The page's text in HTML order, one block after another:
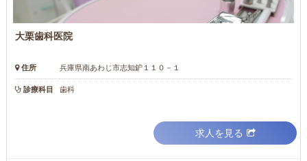
大栗歯科医院
住所 兵庫県南あわじ市志知鈩１１０－１
診療科目 歯科
求人を見る